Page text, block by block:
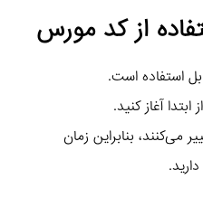
از کد مورس
استفاده است.
آغاز کنید.
شب) تغییر می‌کنند، بنابراین زمان